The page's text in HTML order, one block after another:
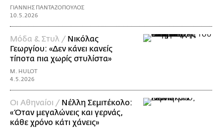
ΓΙΑΝΝΗΣ ΠΑΝΤΑΖΟΠΟΥΛΟΣ
10.5.2026
Μόδα & Στυλ / Νικόλας
Γεωργίου: «Δεν κάνει κανείς
τίποτα πια χωρίς στυλίστα»
M. HULOT
4.5.2026
Οι Αθηναίοι / Νέλλη Σεμιτέκολο:
«Όταν μεγαλώνεις και γερνάς,
κάθε χρόνο κάτι χάνεις»